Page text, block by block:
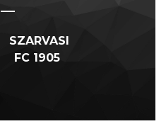
—
SZARVASI
FC 1905